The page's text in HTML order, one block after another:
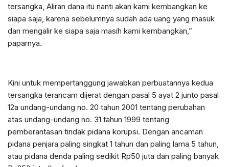
tersangka, Aliran dana itu nanti akan kami kembangkan ke
siapa saja, karena sebelumnya sudah ada uang yang masuk
dan mengalir ke siapa saja masih kami kembangkan,”
paparnya.
Kini untuk mempertanggung jawabkan perbuatannya kedua
tersangka terancam dijerat dengan pasal 5 ayat 2 junto pasal
12a undang-undang no. 20 tahun 2001 tentang perubahan
atas undang-undang no. 31 tahun 1999 tentang
pemberantasan tindak pidana korupsi. Dengan ancaman
pidana penjara paling singkat 1 tahun dan paling lama 5 tahun,
atau pidana denda paling sedikit Rp50 juta dan paling banyak